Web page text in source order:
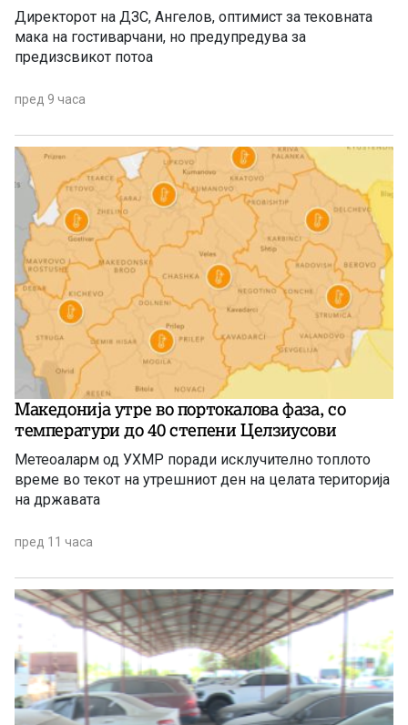
Директорот на ДЗС, Ангелов, оптимист за тековната
мака на гостиварчани, но предупредува за
предизсвикот потоа
пред 9 часа
Македонија утре во портокалова фаза, со
температури до 40 степени Целзиусови
Метеоаларм од УХМР поради исклучително топлото
време во текот на утрешниот ден на целата територија
на државата
пред 11 часа